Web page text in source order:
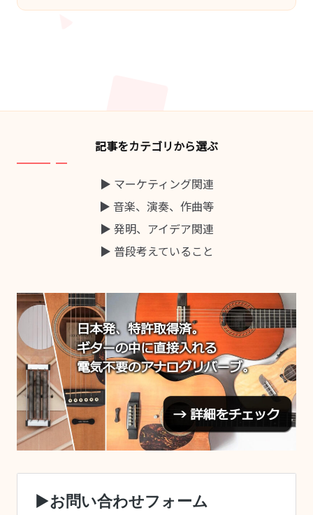
by
記事をカテゴリから選ぶ
▶ マーケティング関連
▶ 音楽、演奏、作曲等
▶ 発明、アイデア関連
▶ 普段考えていること